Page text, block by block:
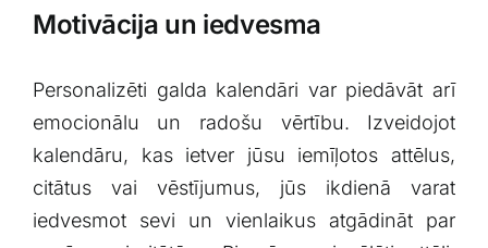
Motivācija un iedvesma
Personalizēti galda kalendāri⁤ var⁢ piedāvāt arī
emocionālu​ un radošu vērtību. Izveidojot
kalendāru, kas ietver jūsu iemīļotos attēlus,
citātus vai vēstījumus, ​jūs ikdienā varat
iedvesmot sevi un ⁤vienlaikus atgādināt par